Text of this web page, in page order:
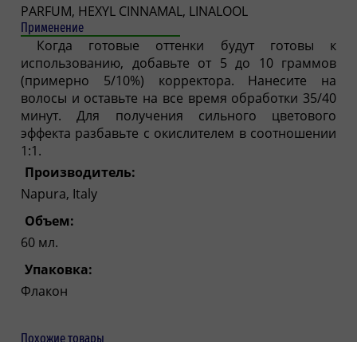
PARFUM, HEXYL CINNAMAL, LINALOOL
Применение
Когда готовые оттенки будут готовы к
использованию, добавьте от 5 до 10 граммов
(примерно 5/10%) корректора. Нанесите на
волосы и оставьте на все время обработки 35/40
минут. Для получения сильного цветового
эффекта разбавьте с окислителем в соотношении
1:1.
Производитель:
Napura, Italy
Объем:
60 мл.
Упаковка:
Флакон
Похожие товары